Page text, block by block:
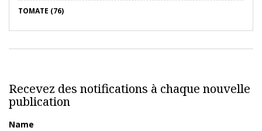
TOMATE (76)
Recevez des notifications à chaque nouvelle
publication
Name